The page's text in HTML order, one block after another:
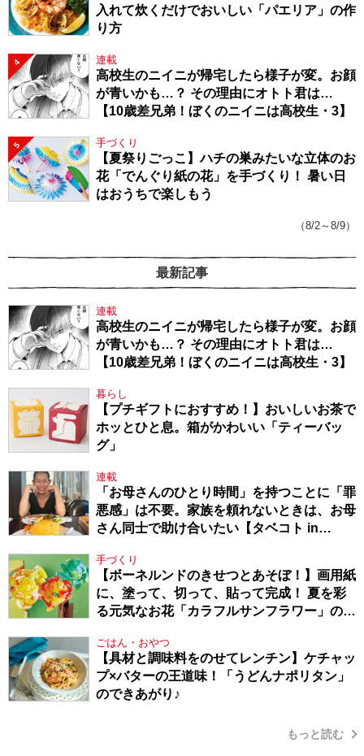
入れて炊くだけでおいしい「パエリア」の作
り方
4 連載
高校生のニイニが帰宅したら様子が変。お顔
が青いかも…？ その理由にオトト君は…
【10歳差兄弟！ぼくのニイニは高校生・3】
5 手づくり
【夏祭りごっこ】ハチの巣みたいな立体のお
花「でんぐり紙の花」を手づくり！ 暑い日
はおうちで楽しもう
（8/2～8/9）
最新記事
連載
高校生のニイニが帰宅したら様子が変。お顔
が青いかも…？ その理由にオトト君は…
【10歳差兄弟！ぼくのニイニは高校生・3】
暮らし
【プチギフトにおすすめ！】おいしいお茶で
ホッとひと息。箱がかわいい「ティーバッ
グ」
連載
「お母さんのひとり時間」を持つことに「罪
悪感」は不要。家族を頼れないときは、お母
さん同士で助け合いたい【タベコト in
手づくり
【ボーネルンドのきせつとあそぼ！】画用紙
に、塗って、切って、貼って完成！ 夏を彩
る元気なお花「カラフルサンフラワー」の作
ごはん・おやつ
【具材と調味料をのせてレンチン】ケチャッ
プ×バターの王道味！「うどんナポリタン」
のできあがり♪
もっと読む